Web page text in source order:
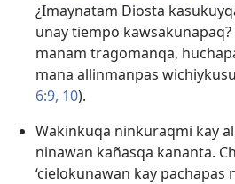
¿Imaynatam Diosta
unay tiempo
manam tragomanqa,
mana allinmanpas
6:9, 10).
Wakinkuqa ninkuraqmi kay
ninawan kañasqa kananta.
‘cielokunawan kay pachapas